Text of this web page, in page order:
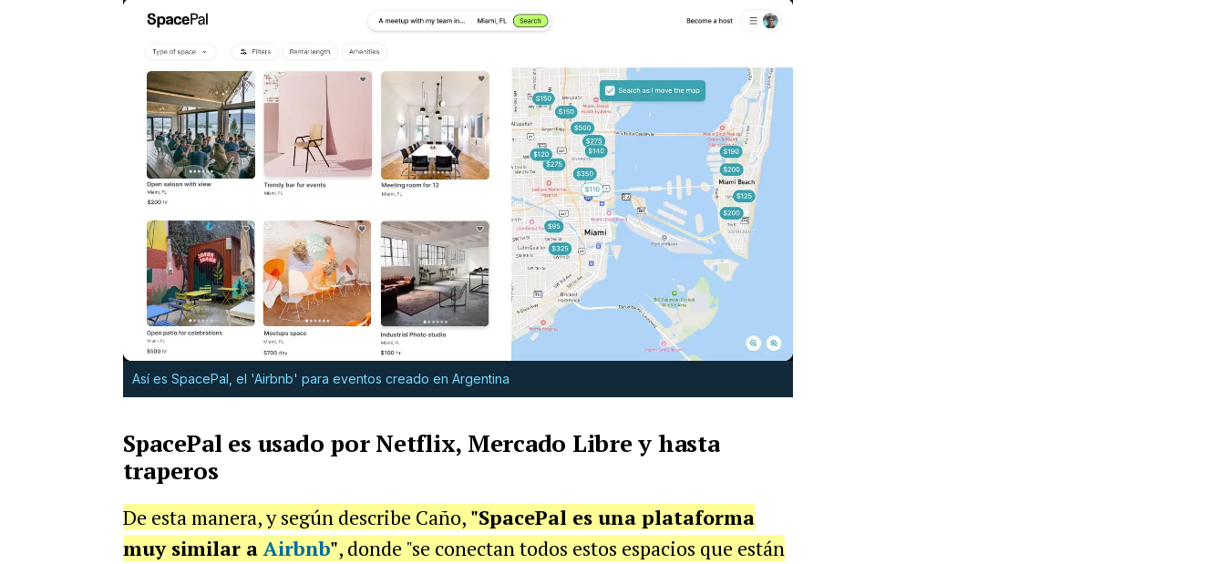
Así es SpacePal, el 'Airbnb' para eventos creado en Argentina
SpacePal es usado por Netflix, Mercado Libre y hasta
traperos
De esta manera, y según describe Caño, "SpacePal es una plataforma
muy similar a Airbnb", donde "se conectan todos estos espacios que están